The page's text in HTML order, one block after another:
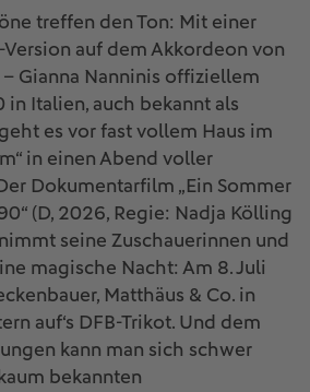
treffen den Ton: Mit einer
auf dem Akkordeon von
– Gianna Nanninis offiziellem
in Italien, auch bekannt als
es vor fast vollem Haus im
in einen Abend voller
Dokumentarfilm „Ein Sommer
(D, 2026, Regie: Nadja Kölling
seine Zuschauerinnen und
magische Nacht: Am 8. Juli
Matthäus & Co. in
auf‘s DFB-Trikot. Und dem
kann man sich schwer
bekannten